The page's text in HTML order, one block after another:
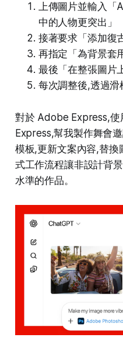
上傳圖片並輸入「
中的人物更突出」
接著要求「添加復
再指定「為背景套
最後「在整張圖片
每次調整後,透過
對於 Adobe Express,
Express,幫我製作舞會
模板,更新文案內容,替
式工作流程讓非設計背
水準的作品。​